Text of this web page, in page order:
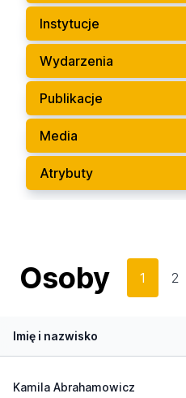
Instytucje
Wydarzenia
Publikacje
Media
Atrybuty
Osoby 1 2
Imię i nazwisko
Kamila Abrahamowicz